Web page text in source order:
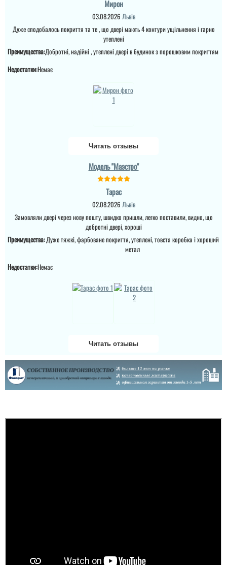
Двері мене просто
якісні та добротні. Я ну
дуже задоволена
Ігор
шикарно та надійно,
встановили швидко за
декілька днів, нарікань
немає. ...
Мирон
03.08.2026 Львів
Дуже сподобалось покриття та те , що двері мають 4 контури ущільнення і гарно
утеплені
Преимущества:Добротні, надійні , утеплені двері в будинок з порошковим покриттям
Недостатки:Немає
Читать отзывы
Модель "Маэстро"
Тарас
02.08.2026 Львів
Замовляли двері через нову пошту, швидко пришли, легко поставили, видно, що
добротні двері, хороші
Преимущества:Дуже тяжкі, фарбоване покриття, утеплені, товста коробка і хороший
метал
Недостатки:Немає
Читать отзывы